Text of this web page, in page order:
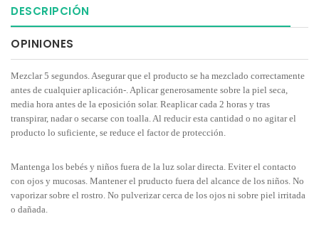
DESCRIPCIÓN
OPINIONES
Mezclar 5 segundos. Asegurar que el producto se ha mezclado correctamente
antes de cualquier aplicación-. Aplicar generosamente sobre la piel seca,
media hora antes de la eposición solar. Reaplicar cada 2 horas y tras
transpirar, nadar o secarse con toalla. Al reducir esta cantidad o no agitar el
producto lo suficiente, se reduce el factor de protección.
Mantenga los bebés y niños fuera de la luz solar directa. Eviter el contacto
con ojos y mucosas. Mantener el pruducto fuera del alcance de los niños. No
vaporizar sobre el rostro. No pulverizar cerca de los ojos ni sobre piel irritada
o dañada.